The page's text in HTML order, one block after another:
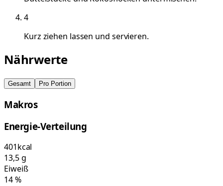
4
Kurz ziehen lassen und servieren.
Nährwerte
Gesamt Pro Portion
Makros
Energie-Verteilung
401kcal
13,5g
Eiweiß
14%